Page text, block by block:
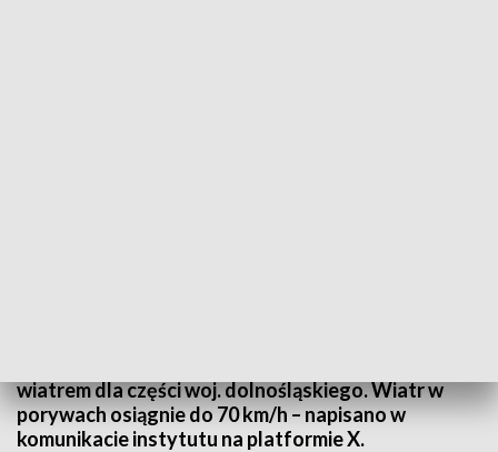
wiatrem dla części woj. dolnośląskiego. Wiatr w
porywach osiągnie do 70 km/h – napisano w
komunikacie instytutu na platformie X.